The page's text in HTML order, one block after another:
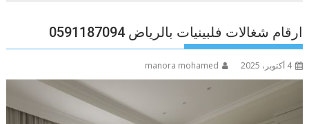
ارقام شغالات فلبينيات بالرياض 0591187094
4 أكتوبر، 2025 manora mohamed